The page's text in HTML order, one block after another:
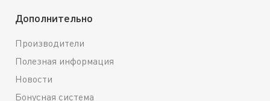
Дополнительно
Производители
Полезная информация
Новости
Бонусная система